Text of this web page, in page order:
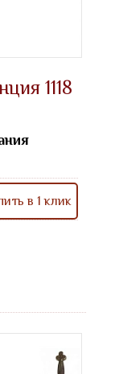
1118
в 1 клик